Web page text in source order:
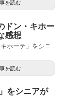
を読む
ドン・キホー
感想
ホーテ」をシニ
を読む
をシニアが